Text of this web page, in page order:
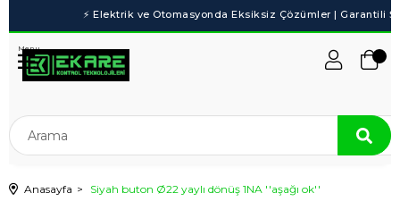
Menu
Anasayfa Siyah buton Ø22 yaylı dönüş 1NA ''aşağı ok''